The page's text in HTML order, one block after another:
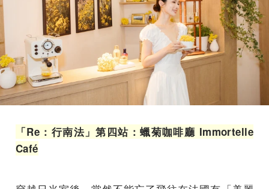
「Re：行南法」第四站：蠟菊咖啡廳 Immortelle
Café